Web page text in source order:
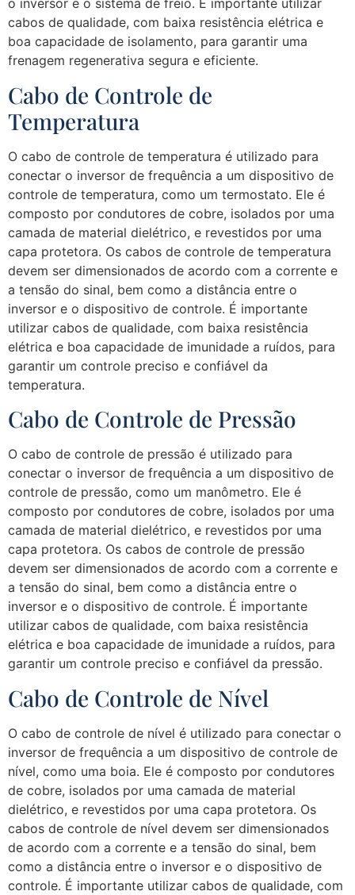
o inversor e o sistema de freio. É importante utilizar
cabos de qualidade, com baixa resistência elétrica e
boa capacidade de isolamento, para garantir uma
frenagem regenerativa segura e eficiente.
Cabo de Controle de
Temperatura
O cabo de controle de temperatura é utilizado para
conectar o inversor de frequência a um dispositivo de
controle de temperatura, como um termostato. Ele é
composto por condutores de cobre, isolados por uma
camada de material dielétrico, e revestidos por uma
capa protetora. Os cabos de controle de temperatura
devem ser dimensionados de acordo com a corrente e
a tensão do sinal, bem como a distância entre o
inversor e o dispositivo de controle. É importante
utilizar cabos de qualidade, com baixa resistência
elétrica e boa capacidade de imunidade a ruídos, para
garantir um controle preciso e confiável da
temperatura.
Cabo de Controle de Pressão
O cabo de controle de pressão é utilizado para
conectar o inversor de frequência a um dispositivo de
controle de pressão, como um manômetro. Ele é
composto por condutores de cobre, isolados por uma
camada de material dielétrico, e revestidos por uma
capa protetora. Os cabos de controle de pressão
devem ser dimensionados de acordo com a corrente e
a tensão do sinal, bem como a distância entre o
inversor e o dispositivo de controle. É importante
utilizar cabos de qualidade, com baixa resistência
elétrica e boa capacidade de imunidade a ruídos, para
garantir um controle preciso e confiável da pressão.
Cabo de Controle de Nível
O cabo de controle de nível é utilizado para conectar o
inversor de frequência a um dispositivo de controle de
nível, como uma boia. Ele é composto por condutores
de cobre, isolados por uma camada de material
dielétrico, e revestidos por uma capa protetora. Os
cabos de controle de nível devem ser dimensionados
de acordo com a corrente e a tensão do sinal, bem
como a distância entre o inversor e o dispositivo de
controle. É importante utilizar cabos de qualidade, com